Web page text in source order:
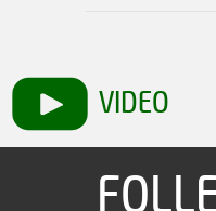
VIDEO